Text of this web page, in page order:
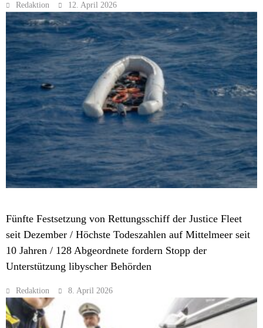
Redaktion 12. April 2026
Fünfte Festsetzung von Rettungsschiff der Justice Fleet
seit Dezember / Höchste Todeszahlen auf Mittelmeer seit
10 Jahren / 128 Abgeordnete fordern Stopp der
Unterstützung libyscher Behörden
Redaktion 8. April 2026